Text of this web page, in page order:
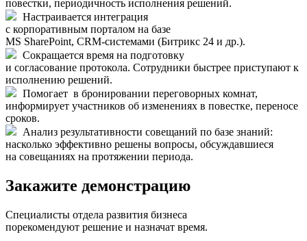
повестки, периодичность исполнения решений.
Настраивается интеграция
с корпоративным порталом на базе
MS SharePoint, CRM-системами (Битрикс 24 и др.).
Сокращается время на подготовку
и согласование протокола. Сотрудники быстрее приступают к
исполнению решений.
Помогает в бронировании переговорных комнат,
информирует участников об изменениях в повестке, переносе
сроков.
Анализ результативности совещаний по базе знаний:
насколько эффективно решены вопросы, обсуждавшиеся
на совещаниях на протяжении периода.
Закажите демонстрацию
Специалисты отдела развития бизнеса
порекомендуют решение и назначат время.